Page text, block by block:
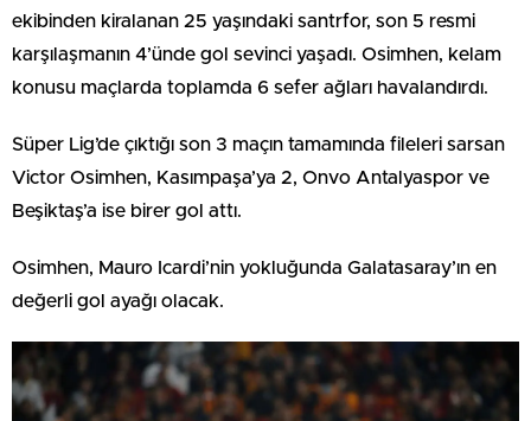
ekibinden kiralanan 25 yaşındaki santrfor, son 5 resmi
karşılaşmanın 4’ünde gol sevinci yaşadı. Osimhen, kelam
konusu maçlarda toplamda 6 sefer ağları havalandırdı.
Süper Lig’de çıktığı son 3 maçın tamamında fileleri sarsan
Victor Osimhen, Kasımpaşa’ya 2, Onvo Antalyaspor ve
Beşiktaş’a ise birer gol attı.
Osimhen, Mauro Icardi’nin yokluğunda Galatasaray’ın en
değerli gol ayağı olacak.